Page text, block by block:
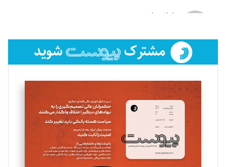
لیلا حنارود
فائزه فتحی رستمی
تحریریه
سروش کرمیان
تحریریه
مینا پاکدل